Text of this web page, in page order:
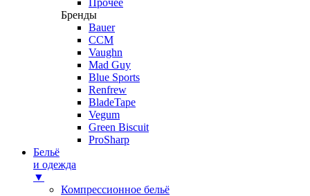
Прочее
Бренды
Bauer
CCM
Vaughn
Mad Guy
Blue Sports
Renfrew
BladeTape
Vegum
Green Biscuit
ProSharp
Бельё
и одежда
▼
Компрессионное бельё